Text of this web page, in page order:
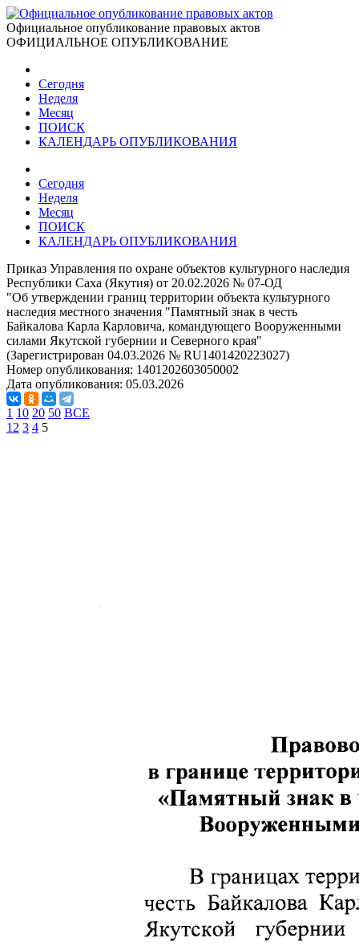
Официальное опубликование правовых актов
ОФИЦИАЛЬНОЕ ОПУБЛИКОВАНИЕ
Сегодня
Неделя
Месяц
ПОИСК
КАЛЕНДАРЬ ОПУБЛИКОВАНИЯ
Сегодня
Неделя
Месяц
ПОИСК
КАЛЕНДАРЬ ОПУБЛИКОВАНИЯ
Приказ Управления по охране объектов культурного наследия
Республики Саха (Якутия) от 20.02.2026 № 07-ОД
"Об утверждении границ территории объекта культурного
наследия местного значения "Памятный знак в честь
Байкалова Карла Карловича, командующего Вооруженными
силами Якутской губернии и Северного края"
(Зарегистрирован 04.03.2026 № RU1401420223027)
Номер опубликования: 1401202603050002
Дата опубликования: 05.03.2026
1 10 20 50 ВСЕ
1 2 3 4 5